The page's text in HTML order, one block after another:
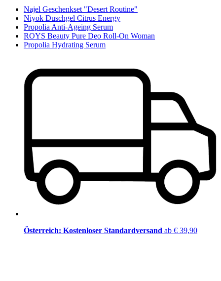
Najel Geschenkset "Desert Routine"
Niyok Duschgel Citrus Energy
Propolia Anti-Ageing Serum
ROYS Beauty Pure Deo Roll-On Woman
Propolia Hydrating Serum
Österreich: Kostenloser Standardversand ab € 39,90